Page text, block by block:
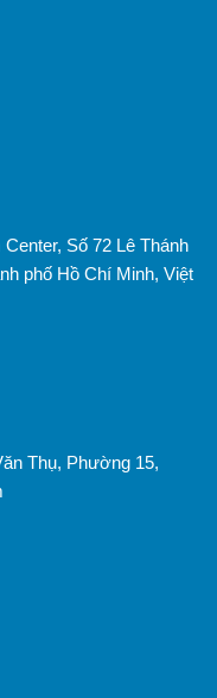
Số 72 Lê Thánh
phố Hồ Chí Minh, Việt
Thụ, Phường 15,